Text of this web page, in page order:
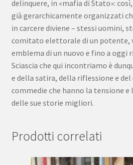
delinquere, in «mafia di Stato»:
già gerarchicamente organizzati
in carcere diviene – stessi uomini,
comitato elettorale di un potente,
emblema di un nuovo e fino a oggi
Sciascia che qui incontriamo è
e della satira, della riflessione e
commedie che hanno la tensione e
delle sue storie migliori.
Prodotti correlati